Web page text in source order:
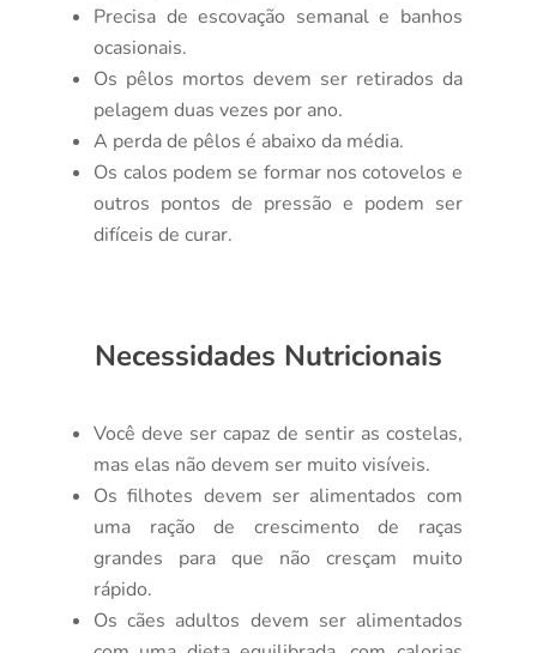
Precisa de escovação semanal e banhos
ocasionais.
Os pêlos mortos devem ser retirados da
pelagem duas vezes por ano.
A perda de pêlos é abaixo da média.
Os calos podem se formar nos cotovelos e
outros pontos de pressão e podem ser
difíceis de curar.
Necessidades Nutricionais
Você deve ser capaz de sentir as costelas,
mas elas não devem ser muito visíveis.
Os filhotes devem ser alimentados com
uma ração de crescimento de raças
grandes para que não cresçam muito
rápido.
Os cães adultos devem ser alimentados